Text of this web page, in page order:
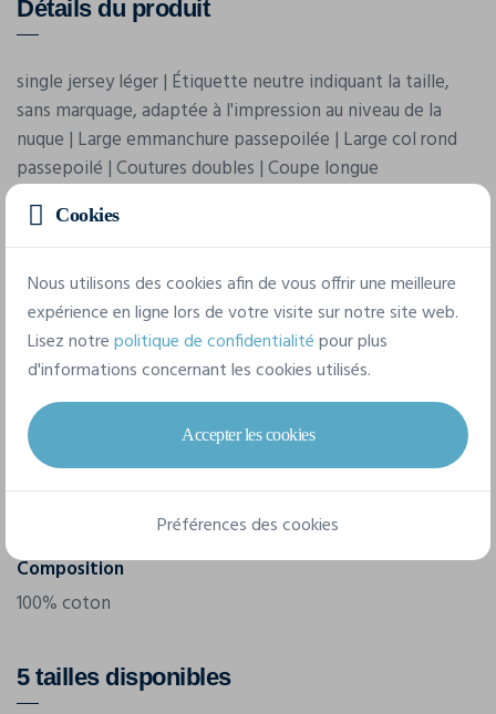
Détails du produit
single jersey léger | Étiquette neutre indiquant la taille,
sans marquage, adaptée à l'impression au niveau de la
nuque | Large emmanchure passepoilée | Large col rond
passepoilé | Coutures doubles | Coupe longue
Caractéristiques
Marque
Build Your Brand
Référence
BY020
Grammage
Composition
100% coton
5 tailles disponibles
Cookies
Nous utilisons des cookies afin de vous offrir une meilleure
expérience en ligne lors de votre visite sur notre site web.
Lisez notrepolitique de confidentialitépour plus
d'informations concernant les cookies utilisés.
Accepter les cookies
Préférences des cookies